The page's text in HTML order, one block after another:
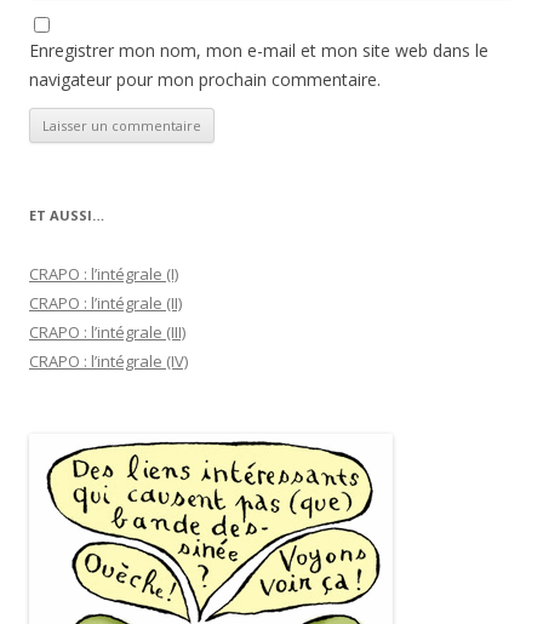
Enregistrer mon nom, mon e-mail et mon site web dans le
navigateur pour mon prochain commentaire.
ET AUSSI…
CRAPO : l’intégrale (I)
CRAPO : l’intégrale (II)
CRAPO : l’intégrale (III)
CRAPO : l’intégrale (IV)